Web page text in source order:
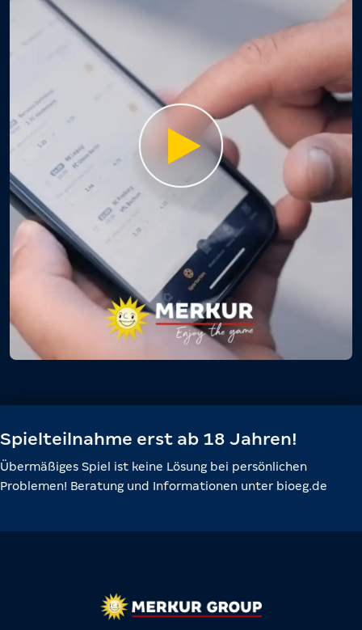
Spielteilnahme erst ab 18 Jahren!
Übermäßiges Spiel ist keine Lösung bei persönlichen
Problemen! Beratung und Informationen unter bioeg.de